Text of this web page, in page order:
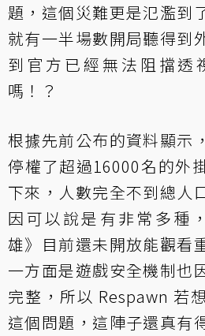
題，這個災難更是氾濫到
就有一半場數開局聽得到
到官方已經無法阻擋透
嗎！？
根據先前公布的資料顯示
停權了超過16000名的外
下來，人數完全不到總人
因可以說是有非常多種
雄》目前還未開放能觀看
一方面是遊戲安全機制也
完整，所以 Respawn 若
這個問題，這陣子還真有